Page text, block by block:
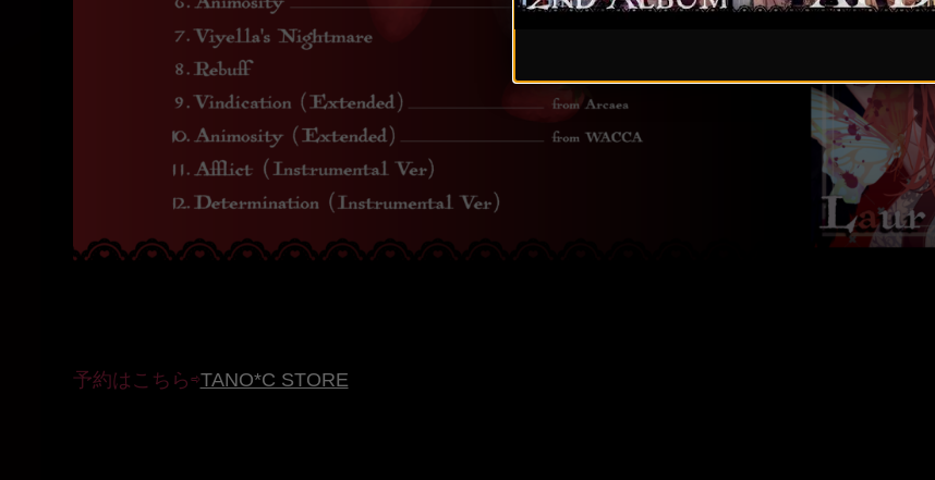
予約はこちら⇨TANO*C STORE